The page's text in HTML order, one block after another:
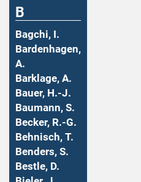
B
Bagchi, I.
Bardenhagen,
A.
Barklage, A.
Bauer, H.-J.
Baumann, S.
Becker, R.-G.
Behnisch, T.
Benders, S.
Bestle, D.